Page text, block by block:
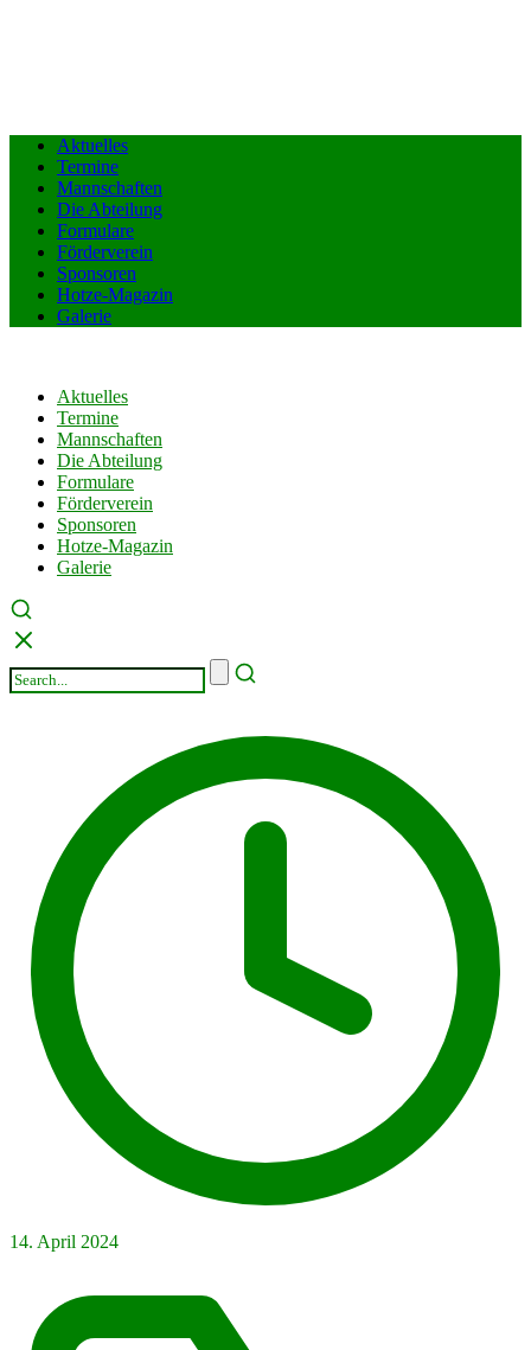
Aktuelles
Termine
Mannschaften
Die Abteilung
Formulare
Förderverein
Sponsoren
Hotze-Magazin
Galerie
Aktuelles
Termine
Mannschaften
Die Abteilung
Formulare
Förderverein
Sponsoren
Hotze-Magazin
Galerie
14. April 2024